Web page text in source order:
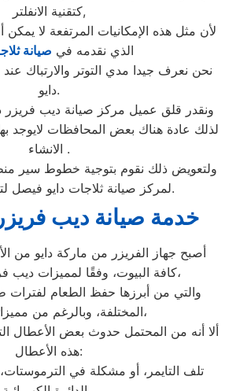
كتقنية الانفلتر,
لأن مثل هذه الإمكانيات المرتفعة لا يمكن
الذي نقدمه في صيانة
نحن نعرف جيدا مدي التوتر والارتباك
دايو.
ونقدر قلق عميل مركز صيانة ديب فريزر
لذلك عادة هناك بعض المحافظات لايوجد
الانشاء .
ولتعويض ذلك نقوم بتوجية خطوط سير
لمركز صيانة ثلاجات دايو فيصل لتلك المحافظات.
خدمة صيانة ديب
أصبح جهاز الفريزر من ماركة دايو من
كافة البيوت، وفقًا لمميزات ديب فريزر دايو العديدة،
والتي من أبرزها حفظ الطعام لفترات
المختلفة، وبالرغم من مميزاته العديدة،
ألا أنه من المحتمل حدوث بعض الأعطال
هذه الأعطال:
تلف التايمر، أو مشكلة في